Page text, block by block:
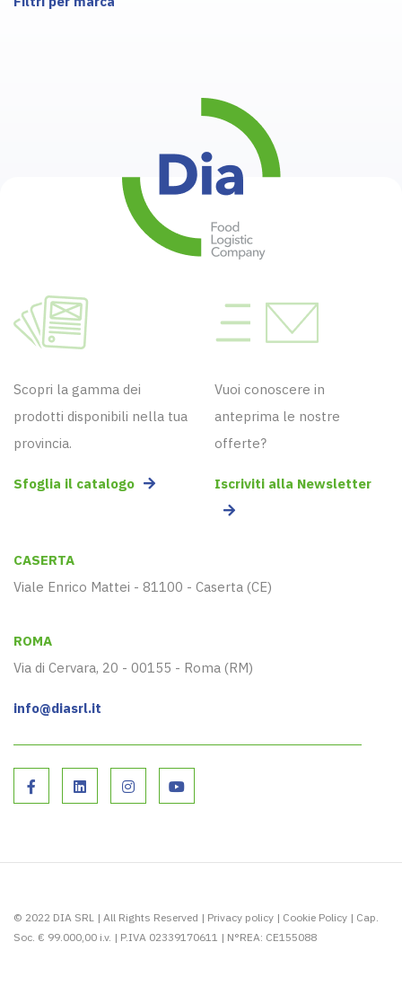
Scopri la gamma dei
prodotti disponibili nella tua
provincia.
Sfoglia il catalogo
Vuoi conoscere in
anteprima le nostre
offerte?
Iscriviti alla Newsletter
CASERTA
Viale Enrico Mattei - 81100 - Caserta (CE)
ROMA
Via di Cervara, 20 - 00155 - Roma (RM)
info@diasrl.it
© 2022 DIA SRL | All Rights Reserved | Privacy policy | Cookie Policy | Cap.
Soc. € 99.000,00 i.v. | P.IVA 02339170611 | N°REA: CE155088